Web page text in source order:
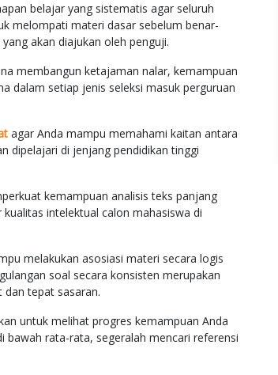
belajar yang sistematis agar seluruh
melompati materi dasar sebelum benar-
akan diajukan oleh penguji.
membangun ketajaman nalar, kemampuan
dalam setiap jenis seleksi masuk perguruan
agar Anda mampu memahami kaitan antara
dipelajari di jenjang pendidikan tinggi
kemampuan analisis teks panjang
intelektual calon mahasiswa di
melakukan asosiasi materi secara logis
soal secara konsisten merupakan
tepat sasaran.
untuk melihat progres kemampuan Anda
bawah rata-rata, segeralah mencari referensi